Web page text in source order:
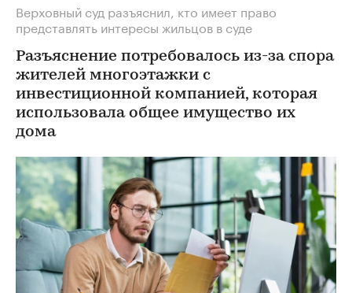
Верховный суд разъяснил, кто имеет право
представлять интересы жильцов в суде
Разъяснение потребовалось из-за спора
жителей многоэтажки с
инвестиционной компанией, которая
использовала общее имущество их
дома